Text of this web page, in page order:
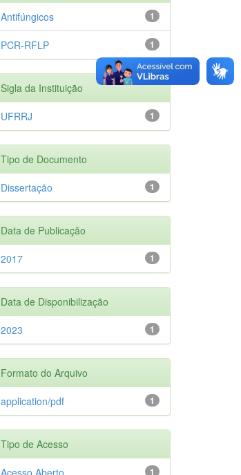
1
Antifúngicos
1
PCR-RFLP
Sigla da Instituição
1
UFRRJ
Tipo de Documento
1
Dissertação
Data de Publicação
1
2017
Data de Disponibilização
1
2023
Formato do Arquivo
1
application/pdf
Tipo de Acesso
1
Acesso Aberto